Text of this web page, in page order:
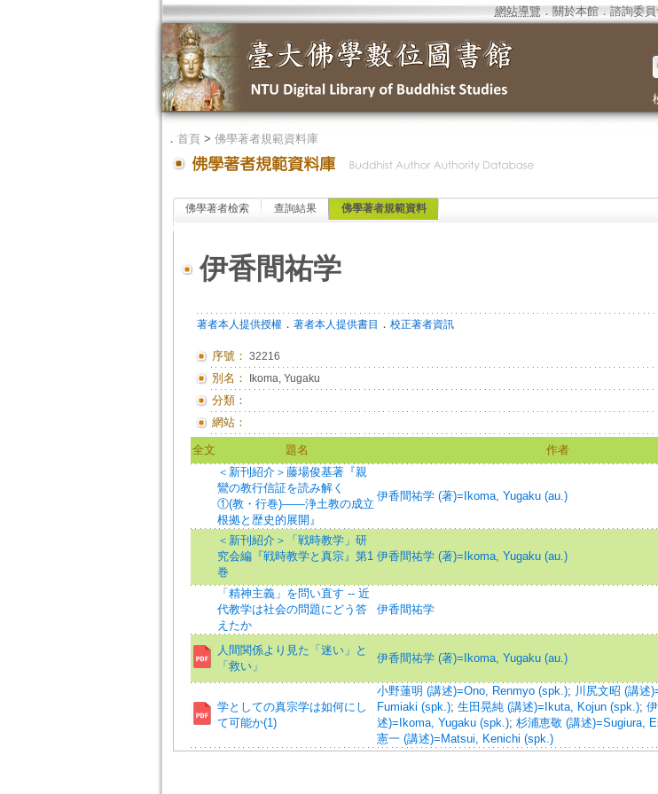
網站導覽 ． 關於本館． 諮詢委員
． 首頁> 佛學著者規範資料庫
佛學著者檢索 查詢結果 佛學著者規範資料
伊香間祐学
著者本人提供授權． 著者本人提供書目 ． 校正著者資訊
序號： 32216
別名： Ikoma, Yugaku
分類：
網站：
全文 題名 作者
＜新刊紹介＞藤場俊基著『親
鸞の教行信証を読み解く
①(教・行巻)――浄土教の成立
根拠と歴史的展開』
伊香間祐学 (著)=Ikoma, Yugaku (au.)
＜新刊紹介＞「戦時教学」研
究会編『戦時教学と真宗』第1
巻
伊香間祐学 (著)=Ikoma, Yugaku (au.)
「精神主義」を問い直す -- 近
代教学は社会の問題にどう答
えたか
伊香間祐学
人間関係より見た「迷い」と
「救い」
伊香間祐学 (著)=Ikoma, Yugaku (au.)
学としての真宗学は如何にし
て可能か(1)
小野蓮明 (講述)=Ono, Renmyo (spk.); 川尻文昭 (講述
Fumiaki (spk.); 生田晃純 (講述)=Ikuta, Kojun (spk.);
述)=Ikoma, Yugaku (spk.); 杉浦恵敬 (講述)=Sugiura,
憲一 (講述)=Matsui, Kenichi (spk.)